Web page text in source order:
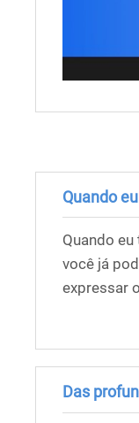
Quando
Quando
você já
expressar
Das